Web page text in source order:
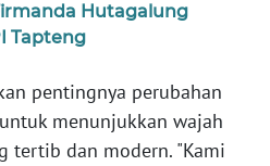
Hutagalung
Tapteng
pentingnya perubahan
menunjukkan wajah
tertib dan modern. "Kami